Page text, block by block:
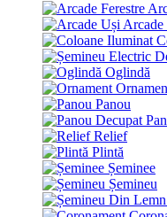
Arcade
Oglindă
Panou
Relief
Plintă
Șeminee
Șemineu